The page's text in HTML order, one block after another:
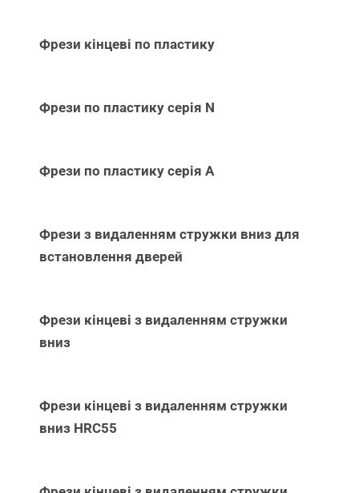
Фрези кінцеві по пластику
Фрези по пластику серія N
Фрези по пластику серія А
Фрези з видаленням стружки вниз для
встановлення дверей
Фрези кінцеві з видаленням стружки
вниз
Фрези кінцеві з видаленням стружки
вниз НRC55